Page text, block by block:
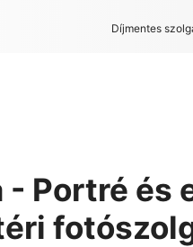
Díjmentes
- Portré